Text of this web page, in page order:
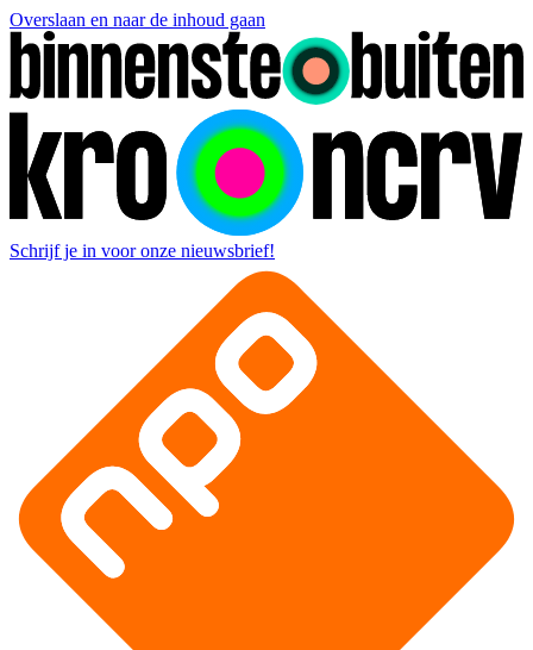
Overslaan en naar de inhoud gaan
Schrijf je in voor onze nieuwsbrief!